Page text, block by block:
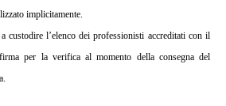
implicitamente.
custodire l’elenco dei professionisti accreditati con il
per la verifica al momento della consegna del